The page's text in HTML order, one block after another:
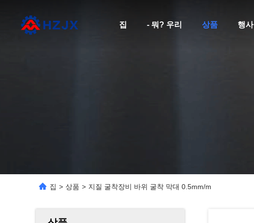
집 - 뭐? 우리 상품 행사
집 > 상품 > 지질 굴착장비 바위 굴착 막대 0.5mm/m